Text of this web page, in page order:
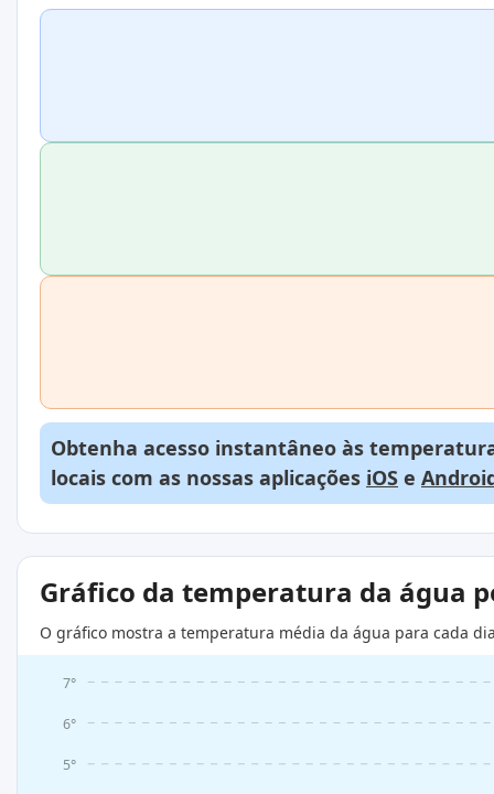
Obtenha acesso instantâneo às
locais com as nossas aplicações iOS e
Gráfico da temperatura da água
O gráfico mostra a temperatura média da água para cada
5°
6°
7°